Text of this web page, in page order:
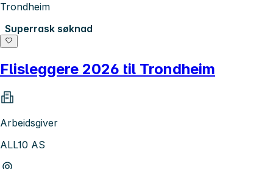
Trondheim
Superrask søknad
Flisleggere 2026 til Trondheim
Arbeidsgiver
ALL10 AS